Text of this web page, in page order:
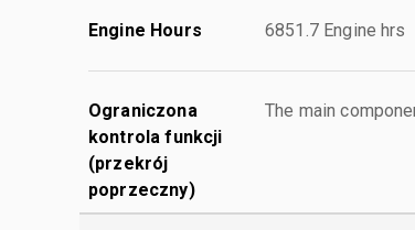
Engine Hours 6851.7 Engine hrs
Ograniczona
kontrola funkcji
(przekrój
poprzeczny)
The main